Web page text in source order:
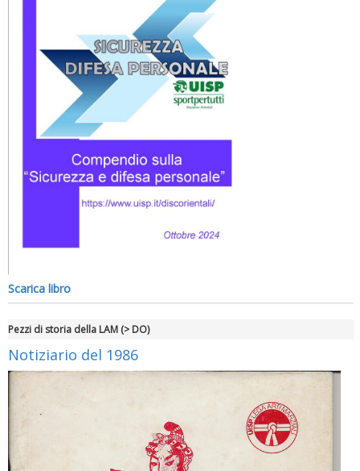
Scarica libro
Pezzi di storia della LAM (> DO)
Notiziario del 1986